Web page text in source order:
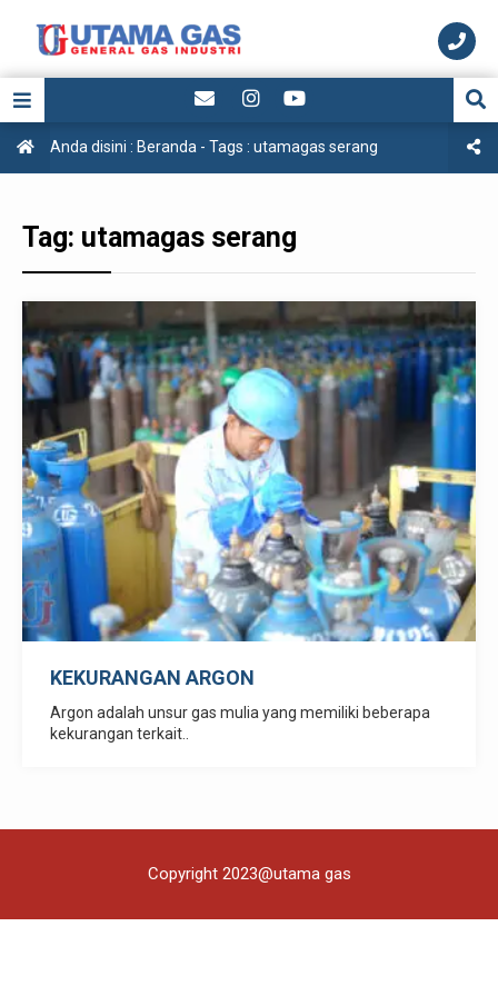
Anda disini : Beranda - Tags : utamagas serang
Tag: utamagas serang
KEKURANGAN ARGON
Argon adalah unsur gas mulia yang memiliki beberapa
kekurangan terkait..
Copyright 2023@utama gas